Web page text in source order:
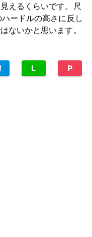
えるくらいです。尺
ードルの高さに反し
ないかと思います。
L P